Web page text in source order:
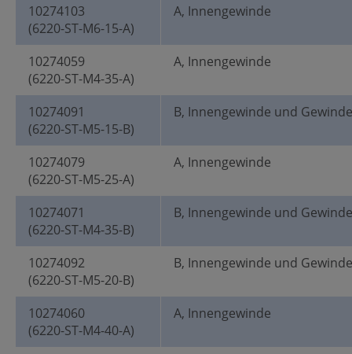
10274103
(6220-ST-M6-15-A)
A, Innengewinde
10274059
(6220-ST-M4-35-A)
A, Innengewinde
10274091
(6220-ST-M5-15-B)
B, Innengewinde und
10274079
(6220-ST-M5-25-A)
A, Innengewinde
10274071
(6220-ST-M4-35-B)
B, Innengewinde und
10274092
(6220-ST-M5-20-B)
B, Innengewinde und
10274060
(6220-ST-M4-40-A)
A, Innengewinde